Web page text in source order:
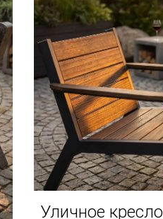
Уличное кресло